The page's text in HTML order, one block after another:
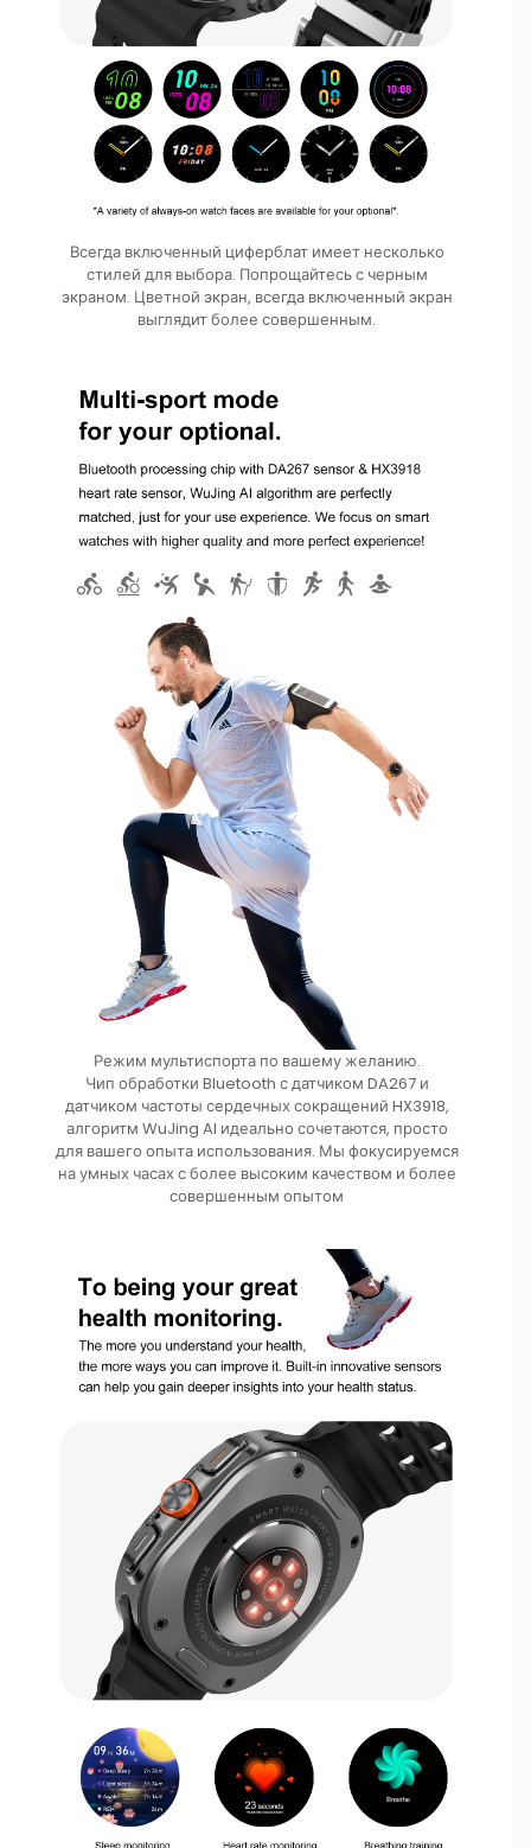
Всегда включенный циферблат имеет несколько
стилей для выбора. Попрощайтесь с черным
экраном. Цветной экран, всегда включенный экран
выглядит более совершенным.
Режим мультиспорта по вашему желанию.
Чип обработки Bluetooth с датчиком DA267 и
датчиком частоты сердечных сокращений HX3918,
алгоритм WuJing AI идеально сочетаются, просто
для вашего опыта использования. Мы фокусируемся
на умных часах с более высоким качеством и более
совершенным опытом